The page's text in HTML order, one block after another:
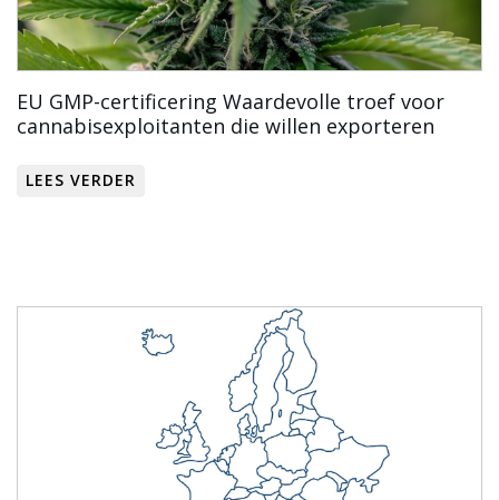
EU GMP-certificering Waardevolle troef voor
cannabisexploitanten die willen exporteren
LEES VERDER